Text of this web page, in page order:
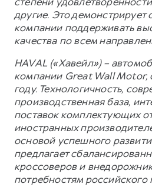
другие. Это демонстрирует
компании поддерживать
качества по всем
HAVAL («Хавейл») –
компании Great Wall Motor,
году. Технологичность,
производственная база,
поставок комплектующих
иностранных
основой успешного
предлагает
кроссоверов и
потребностям российского